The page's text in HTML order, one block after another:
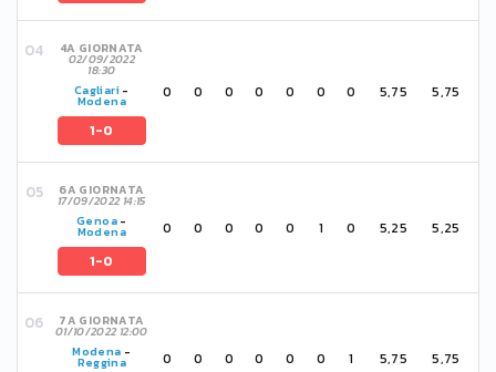
4A GIORNATA
02/09/2022
18:30
Cagliari-
Modena
1-0
0 0 0 0 0 0 0 5,75 5,75
6A GIORNATA
17/09/2022 14:15
Genoa-
Modena
1-0
0 0 0 0 0 1 0 5,25 5,25
7A GIORNATA
01/10/2022 12:00
Modena -
Reggina 0 0 0 0 0 0 1 5,75 5,75